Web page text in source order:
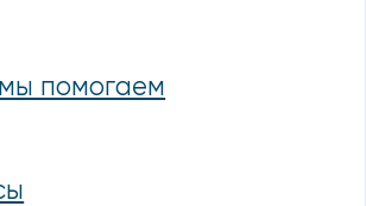
помогаем